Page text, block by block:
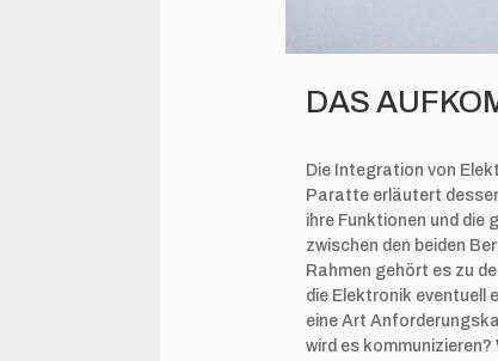
DAS
Die Integration von
Paratte erläutert
ihre Funktionen und die
zwischen den beiden
Rahmen gehört es zu
die Elektronik eventuell
eine Art
wird es